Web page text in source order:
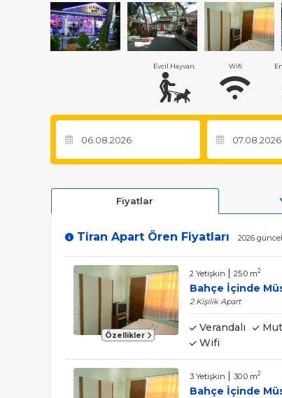
Evcil Hayvan. Wifi
Fiyatlar
Tiran Apart Ören Fiyatları 2026
Özellikler
2 Yetişkin | 25.0 m2
Bahçe İçinde
2 Kişilik Apart
Verandalı
Wifi
3 Yetişkin | 30.0 m2
Bahçe İçinde